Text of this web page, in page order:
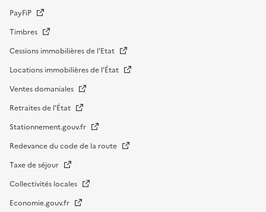
PayFiP
Timbres
Cessions immobilières de l'Etat
Locations immobilières de l’État
Ventes domaniales
Retraites de l'État
Stationnement.gouv.fr
Redevance du code de la route
Taxe de séjour
Collectivités locales
Economie.gouv.fr